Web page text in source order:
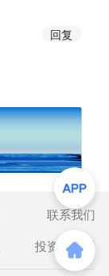
回复
联系我们
投资者关系